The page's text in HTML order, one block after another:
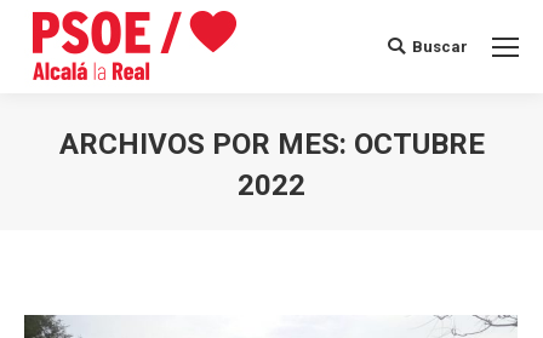
Buscar:
Buscar
ARCHIVOS POR MES: OCTUBRE
2022